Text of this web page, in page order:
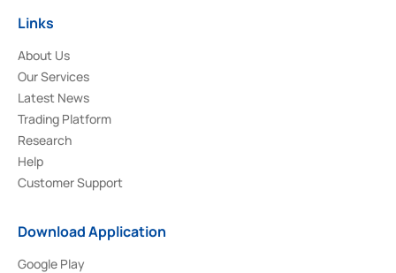
Links
About Us
Our Services
Latest News
Trading Platform
Research
Help
Customer Support
Download Application
Google Play